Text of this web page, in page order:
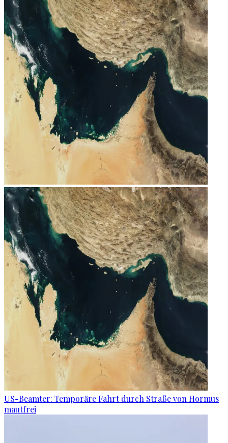
US-Beamter: Temporäre Fahrt durch Straße von Hormus
mautfrei